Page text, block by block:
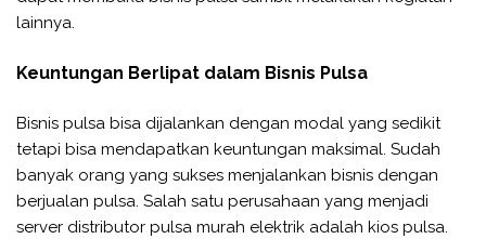
lainnya.
Keuntungan Berlipat dalam Bisnis Pulsa
Bisnis pulsa bisa dijalankan dengan modal yang sedikit
tetapi bisa mendapatkan keuntungan maksimal. Sudah
banyak orang yang sukses menjalankan bisnis dengan
berjualan pulsa. Salah satu perusahaan yang menjadi
server distributor pulsa murah elektrik adalah kios pulsa.